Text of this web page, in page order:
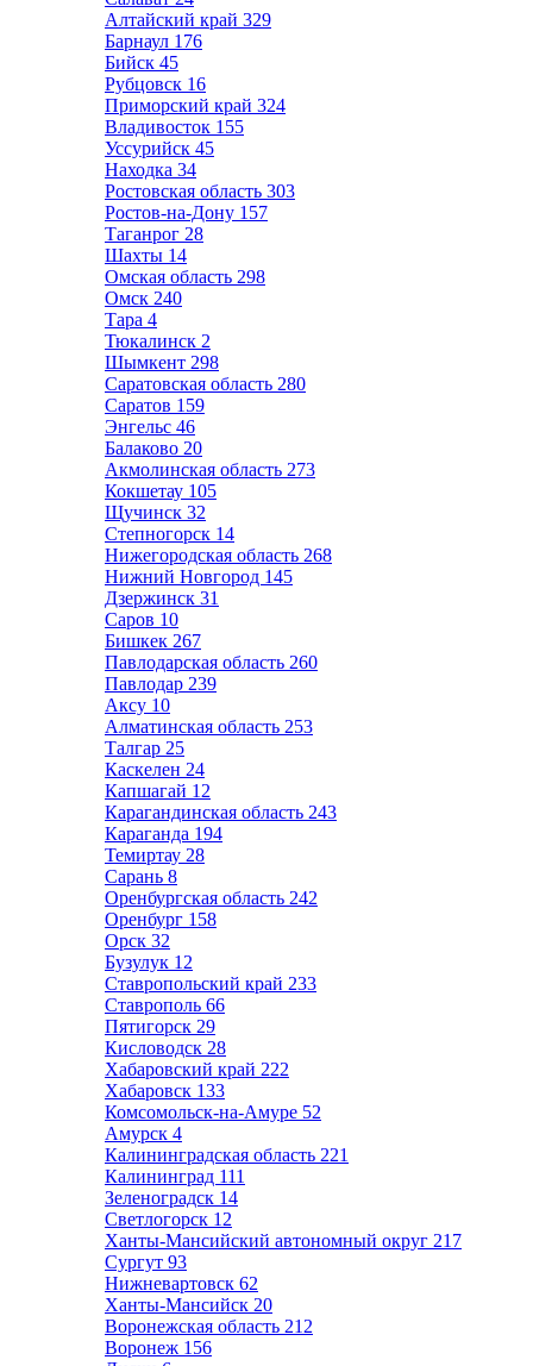
Алтайский край 329
Барнаул 176
Бийск 45
Рубцовск 16
Приморский край 324
Владивосток 155
Уссурийск 45
Находка 34
Ростовская область 303
Ростов-на-Дону 157
Таганрог 28
Шахты 14
Омская область 298
Омск 240
Тара 4
Тюкалинск 2
Шымкент 298
Саратовская область 280
Саратов 159
Энгельс 46
Балаково 20
Акмолинская область 273
Кокшетау 105
Щучинск 32
Степногорск 14
Нижегородская область 268
Нижний Новгород 145
Дзержинск 31
Саров 10
Бишкек 267
Павлодарская область 260
Павлодар 239
Аксу 10
Алматинская область 253
Талгар 25
Каскелен 24
Капшагай 12
Карагандинская область 243
Караганда 194
Темиртау 28
Сарань 8
Оренбургская область 242
Оренбург 158
Орск 32
Бузулук 12
Ставропольский край 233
Ставрополь 66
Пятигорск 29
Кисловодск 28
Хабаровский край 222
Хабаровск 133
Комсомольск-на-Амуре 52
Амурск 4
Калининградская область 221
Калининград 111
Зеленоградск 14
Светлогорск 12
Ханты-Мансийский автономный округ 217
Сургут 93
Нижневартовск 62
Ханты-Мансийск 20
Воронежская область 212
Воронеж 156